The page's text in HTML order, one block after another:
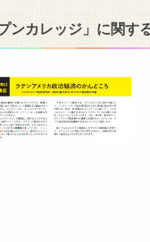
ンカレッジ」に関す